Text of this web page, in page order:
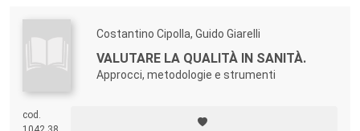
Costantino Cipolla, Guido Giarelli
VALUTARE LA QUALITÀ IN SANITÀ.
Approcci, metodologie e strumenti
cod.